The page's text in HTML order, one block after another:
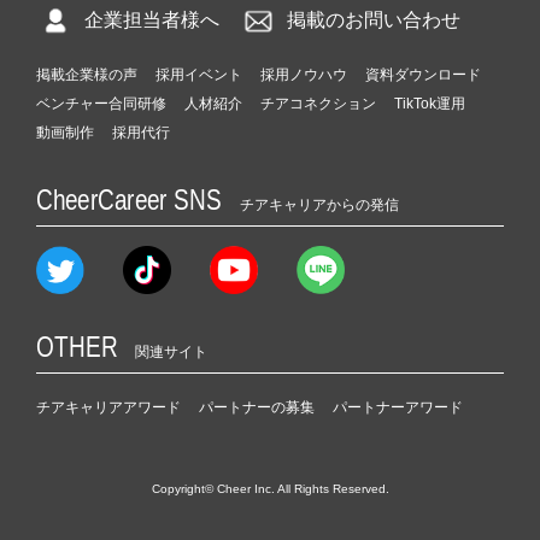
企業担当者様へ 掲載のお問い合わせ
掲載企業様の声 採用イベント 採用ノウハウ
資料ダウンロード
ベンチャー合同研修
人材紹介 チアコネクション
TikTok運用
動画制作
採用代行
CheerCareer SNS チアキャリアからの発信
OTHER 関連サイト
チアキャリアアワード パートナーの募集 パートナーアワード
Copyright© Cheer Inc. All Rights Reserved.